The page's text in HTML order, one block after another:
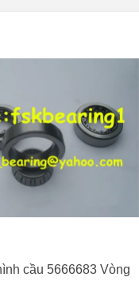
cầu 5666683 Vòng